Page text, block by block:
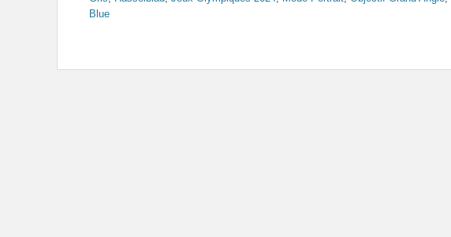
Blue